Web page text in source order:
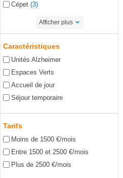
Cépet (3)
Afficher plus
Caractéristiques
Unités Alzheimer
Espaces Verts
Accueil de jour
Séjour temporaire
Tarifs
Moins de 1500 €/mois
Entre 1500 et 2500 €/mois
Plus de 2500 €/mois